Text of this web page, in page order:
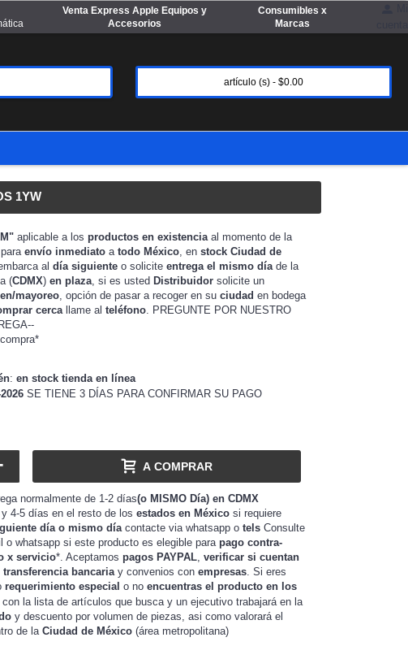
Venta Express Apple Equipos y
Accesorios
Consumibles x
Marcas
artículo (s) - $0.00
1YW
aplicable a los productos en existenciaal momento de la
envío inmediato a todo México, en stock Ciudad de
al día siguiente o solicite entrega el mismo díade la
(CDMX) en plaza, si es usted Distribuidor solicite un
mayoreo, opción de pasar a recoger en su ciudad en bodega
cercallame al teléfono. PREGUNTE POR NUESTRO
: en stock tienda en línea
SE TIENE 3 DÍAS PARA CONFIRMAR SU PAGO
A COMPRAR
normalmente de 1-2 días(o MISMO Día) en CDMX
4-5 días en el resto de los estados en México si requiere
día o mismo díacontacte via whatsapp o tels Consulte
o whatsapp si este producto es elegible para pago contra-
x servicio*. Aceptamos pagos PAYPAL, verificar si cuentan
transferencia bancariay convenios con empresas. Si eres
requerimiento especial o no encuentras el producto en los
con la lista de artículos que busca y un ejecutivo trabajará en la
y descuento por volumen de piezas, asi como valorará el
de laCiudad de México (área metropolitana)